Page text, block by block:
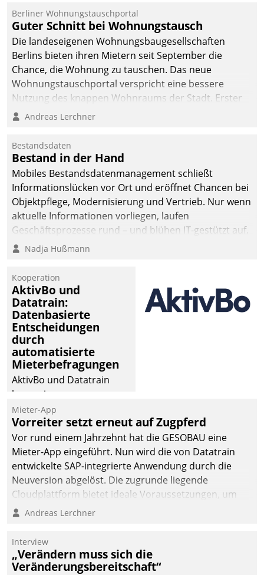
Berliner Wohnungstauschportal
Guter Schnitt bei Wohnungstausch
Die landeseigenen Wohnungsbaugesellschaften
Berlins bieten ihren Mietern seit September die
Chance, die Wohnung zu tauschen. Das neue
Wohnungstauschportal verspricht eine bessere
Nutzung des knappen Wohnraums der Stadt. Erster
Anwendungsfall für Datatrains Lösung API-Hub mit
Unternehmen.
Andreas Lerchner
Bestandsdaten
Bestand in der Hand
Mobiles Bestandsdatenmanagement schließt
Informationslücken vor Ort und eröffnet Chancen bei
Objektpflege, Modernisierung und Vertrieb. Nur wenn
aktuelle Informationen vorliegen, laufen
Geschäftsprozesse rund – und blühen IT-gestützt auf.
Nadja Hußmann
Kooperation
AktivBo und
Datatrain:
Datenbasierte
Entscheidungen
durch
automatisierte
Mieterbefragungen
AktivBo und Datatrain
kooperieren –
Immobilienunternehmen
profitieren: Die nahtlose
Integration der Lösungen
von AktivBo und
Datatrain ermöglicht
automatisiert ausgelöste,
zielgerichtete
Mieterbefragungen – eine
starke Grundlage für
intelligente,
datengestützte
Entscheidungen.
Mieter-App
Vorreiter setzt erneut auf Zugpferd
Vor rund einem Jahrzehnt hat die GESOBAU eine
Mieter-App eingeführt. Nun wird die von Datatrain
entwickelte SAP-integrierte Anwendung durch die
Neuversion abgelöst. Die zugrunde liegende
Cloudplattform bietet ideale Voraussetzungen, um
die Funktionalität der App zu erweitern und weitere
integrieren.
Andreas Lerchner
Interview
„Verändern muss sich die
Veränderungsbereitschaft“